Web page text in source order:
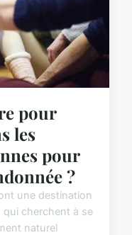
pour
les
pour
?
une destination
cherchent à se
naturel